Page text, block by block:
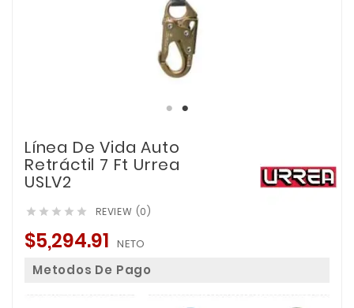
Línea De Vida Auto
Retráctil 7 Ft Urrea
USLV2
     REVIEW (0)
$5,294.91 NETO
Metodos De Pago